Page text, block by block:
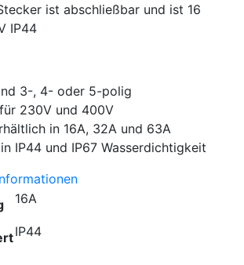
ist abschließbar und ist 16
IP44
3-, 4- oder 5-polig
230V und 400V
in 16A, 32A und 63A
IP44 und IP67 Wasserdichtigkeit
16A
IP44